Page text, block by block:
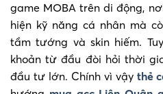
game MOBA trên di động,
hiện kỹ năng cá nhân mà
tầm tướng và skin hiếm.
khoản từ đầu đòi hỏi thời
đầu tư lớn. Chính vì vậy thẻ